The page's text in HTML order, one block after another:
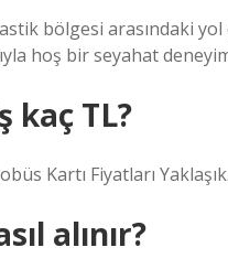
bölgesi arasındaki yol
hoş bir seyahat
kaç TL?
Kartı Fiyatları
alınır?